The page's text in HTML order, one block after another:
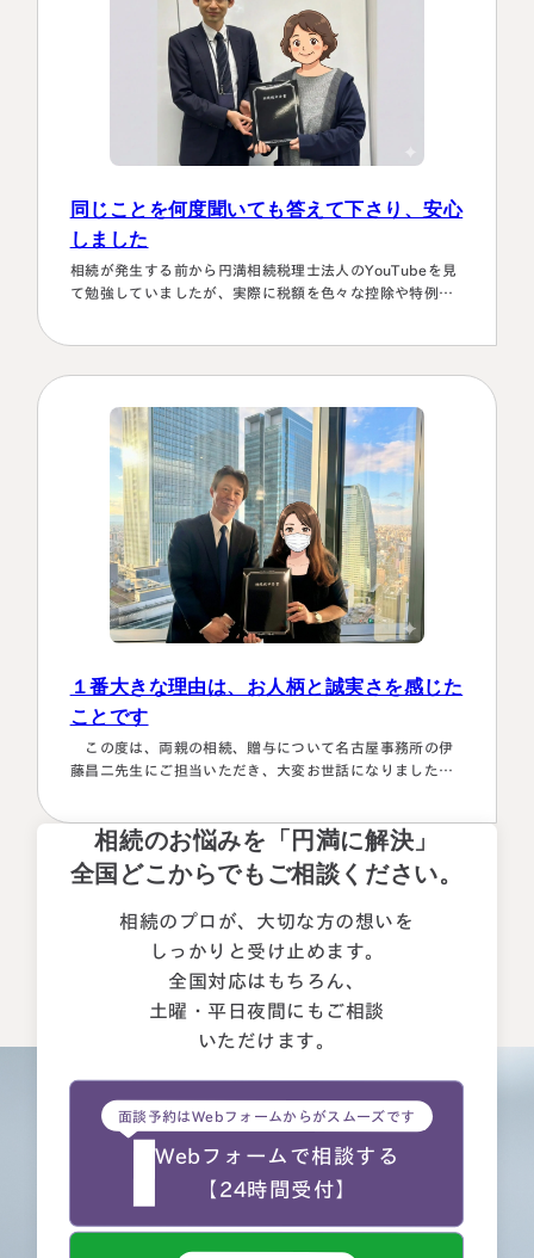
同じことを何度聞いても答えて下さり、安心
しました
相続が発生する前から円満相続税理士法人のYouTubeを見
て勉強していましたが、実際に税額を色々な控除や特例を
ず、届いた書類を全部加藤先生へメールで送ってまとめあ
げて頂きました。心配で同じこと…
１番大きな理由は、お人柄と誠実さを感じた
ことです
この度は、両親の相続、贈与について名古屋事務所の伊
藤昌二先生にご担当いただき、大変お世話になりました。
ュートラルでした。 ②丁寧なご対応とわかりやすい説明で
した。 素人がわかりやすいように、わかるまで何度も教
えて下さいました。 ③お人柄と同様に、専門家として全面
相続のお悩みを「円満に解決」
全国どこからでもご相談ください。
相続のプロが、大切な方の想いを
しっかりと受け止めます。
全国対応はもちろん、
土曜・平日夜間にもご相談
いただけます。
面談予約はWebフォームからがスムーズです
Webフォームで相談する
【24時間受付】